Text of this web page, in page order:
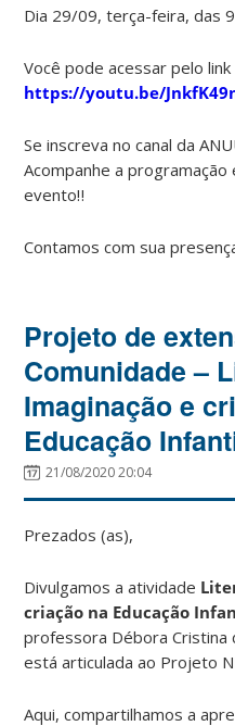
Dia 29/09, terça-feira, das
Você pode acessar pelo link
https://youtu.be/
Se inscreva no canal da
Acompanhe a programação
evento‼️
Contamos com sua
Projeto de
Comunidade –
Imaginação e
Educação
21/08/2020 20:04
Prezados (as),
Divulgamos a atividade
criação na Educação
professora Débora Cristina
está articulada ao Projeto
Aqui, compartilhamos a